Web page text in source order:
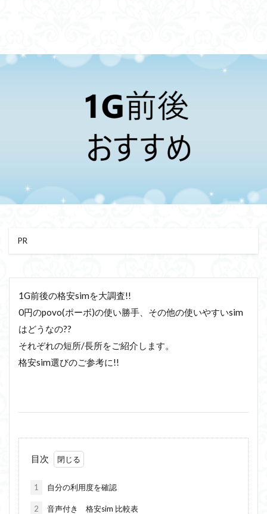
PR
1G前後の格安simを大調査!!
0円のpovo(ポーボ)の使い勝手、その他の使いやすいsim
はどうなの??
それぞれの短所/長所をご紹介します。
格安sim選びのご参考に!!
目次
1 自分の利用度を確認
2 音声付き 格安sim 比較表